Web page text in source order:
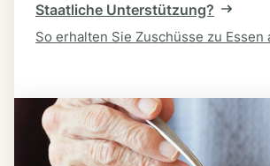
Staatliche Unterstützung?
So erhalten Sie Zuschüsse zu Essen